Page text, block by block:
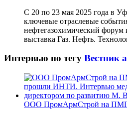
С 20 по 23 мая 2025 года в
ключевые отраслевые
нефтегазохимический форум
выставка Газ. Нефть.
Интервью по тегу Вестник
ООО ПромАрмСтрой на